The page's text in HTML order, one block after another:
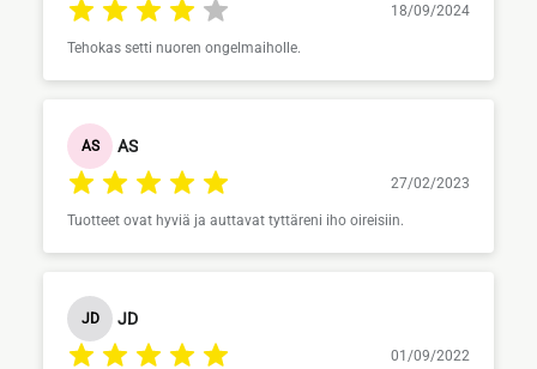
18/09/2024
Tehokas setti nuoren ongelmaiholle.
AS AS
27/02/2023
Tuotteet ovat hyviä ja auttavat tyttäreni iho oireisiin.
JD JD
01/09/2022